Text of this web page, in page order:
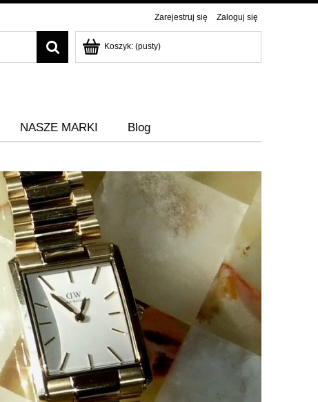
Zarejestruj się Zaloguj się
Koszyk: (pusty)
NASZE MARKI Blog